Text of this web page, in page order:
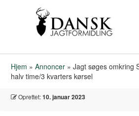
Hjem »Annoncer »Jagt søges omkring
halv time/3 kvarters kørsel
Oprettet:10. januar 2023